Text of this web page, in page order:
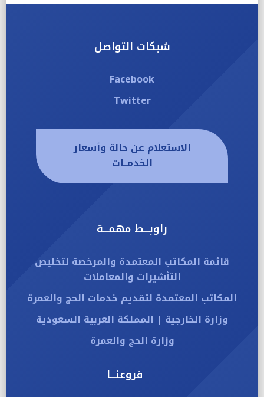
شبكات التواصل
Facebook
Twitter
الاستعلام عن حالة وأسعار
الخدمــات
راوبـــط مهمـــة
قائمة المكاتب المعتمدة والمرخصة لتخليص
التأشيرات والمعاملات
المكاتب المعتمدة لتقديم خدمات الحج والعمرة
وزارة الخارجية | المملكة العربية السعودية
وزارة الحج والعمرة
فروعنـــا